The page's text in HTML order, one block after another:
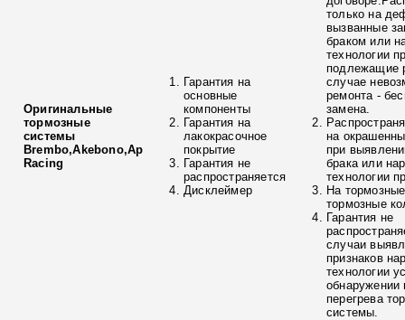
Оригинальные
тормозные
системы
Brembo,Akebono,Ap
Racing
Гарантия на
основные
компоненты
Гарантия на
лакокрасочное
покрытие
Гарантия не
распространяется
Дисклеймер
только на
вызванные
браком или
технологии
подлежащие
случае
ремонта -
замена.
на
при
брака или
технологии
На
тормозные
Гарантия не
случаи
признаков
технологии
обнаружении
перегрева
системы.